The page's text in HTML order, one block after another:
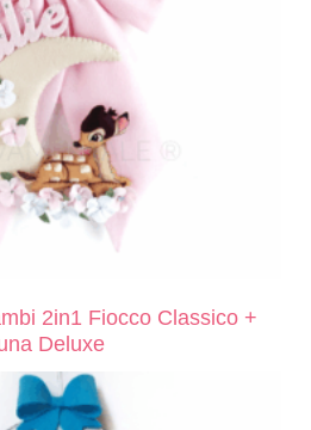
2in1 Fiocco Classico +
Deluxe